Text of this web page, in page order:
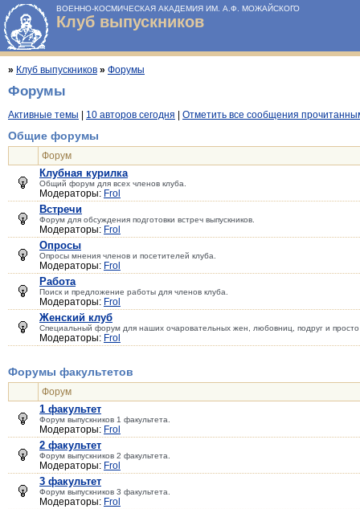
ВОЕННО-КОСМИЧЕСКАЯ АКАДЕМИЯ ИМ. А.Ф. МОЖАЙСКОГО
Клуб выпускников
» Клуб выпускников » Форумы
Форумы
Активные темы 10 авторов сегодня Отметить все сообщения
Общие форумы
Форум
Клубная курилка
Общий форум для всех членов клуба.
Модераторы: Frol
Встречи
Форум для обсуждения подготовки встреч выпускников.
Модераторы: Frol
Опросы
Опросы мнения членов и посетителей клуба.
Модераторы: Frol
Работа
Поиск и предложение работы для членов клуба.
Модераторы: Frol
Женский клуб
Специальный форум для наших очаровательных жен, любовниц, подруг и
Модераторы: Frol
Форумы факультетов
Форум
1 факультет
Форум выпускников 1 факультета.
Модераторы: Frol
2 факультет
Форум выпускников 2 факультета.
Модераторы: Frol
3 факультет
Форум выпускников 3 факультета.
Модераторы: Frol